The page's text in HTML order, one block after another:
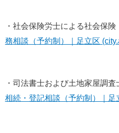
・社会保険労士による社会保
務相談（予約制）｜足立区
・司法書士および土地家屋調
相続・登記相談（予約制）｜足